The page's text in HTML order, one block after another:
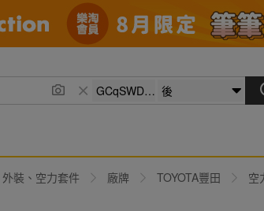
外裝、空力套件 廠牌 TOYOTA豐田 空